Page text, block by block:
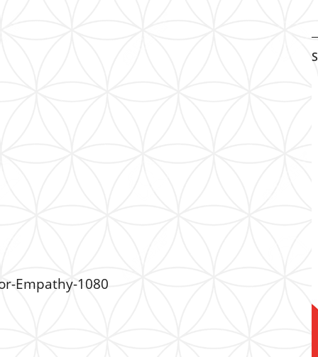
Empathy-1080